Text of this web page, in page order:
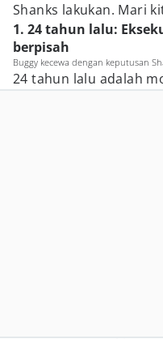
Shanks lakukan. Mari
1. 24 tahun lalu:
berpisah
Buggy kecewa dengan keputusan
24 tahun lalu adalah